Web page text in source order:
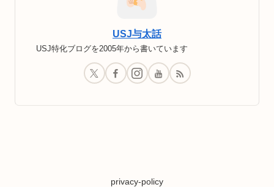
USJ与太話
USJ特化ブログを2005年から書いています
privacy-policy